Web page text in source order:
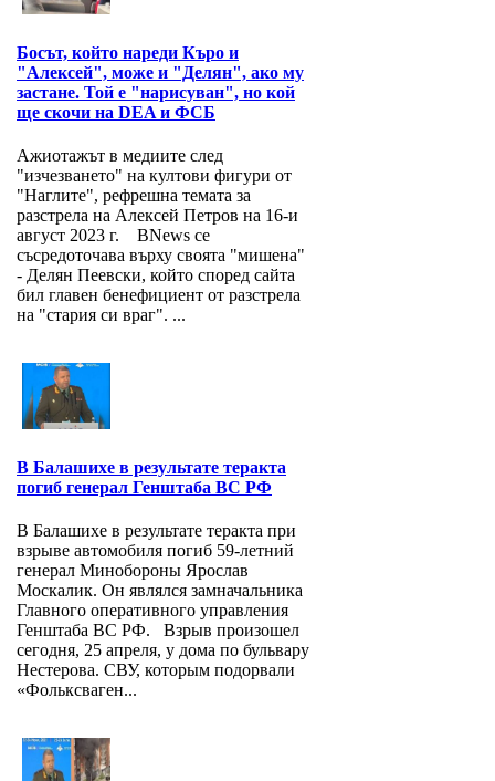
Босът, който нареди Къро и
"Алексей", може и "Делян", ако му
застане. Той е "нарисуван", но кой
ще скочи на DEA и ФСБ
Ажиотажът в медиите след
"изчезването" на култови фигури от
"Наглите", рефрешна темата за
разстрела на Алексей Петров на 16-и
август 2023 г. BNews се
съсредоточава върху своята "мишена"
- Делян Пеевски, който според сайта
бил главен бенефициент от разстрела
на "стария си враг". ...
В Балашихе в результате теракта
погиб генерал Генштаба ВС РФ
В Балашихе в результате теракта при
взрыве автомобиля погиб 59-летний
генерал Минобороны Ярослав
Москалик. Он являлся замначальника
Главного оперативного управления
Генштаба ВС РФ. Взрыв произошел
сегодня, 25 апреля, у дома по бульвару
Нестерова. СВУ, которым подорвали
«Фольксваген...